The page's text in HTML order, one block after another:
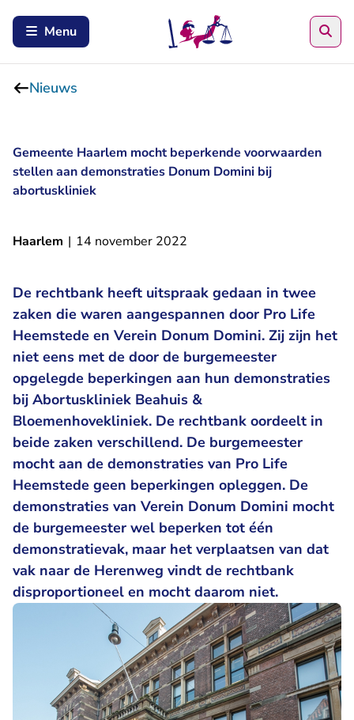
Menu
Nieuws
Gemeente Haarlem mocht beperkende voorwaarden
stellen aan demonstraties Donum Domini bij
abortuskliniek
Haarlem | 14 november 2022
De rechtbank heeft uitspraak gedaan in twee
zaken die waren aangespannen door Pro Life
Heemstede en Verein Donum Domini. Zij zijn het
niet eens met de door de burgemeester
opgelegde beperkingen aan hun demonstraties
bij Abortuskliniek Beahuis &
Bloemenhovekliniek. De rechtbank oordeelt in
beide zaken verschillend. De burgemeester
mocht aan de demonstraties van Pro Life
Heemstede geen beperkingen opleggen. De
demonstraties van Verein Donum Domini mocht
de burgemeester wel beperken tot één
demonstratievak, maar het verplaatsen van dat
vak naar de Herenweg vindt de rechtbank
disproportioneel en mocht daarom niet.